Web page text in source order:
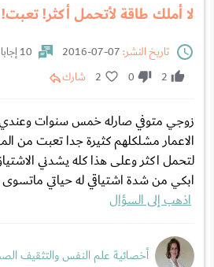
لا أملك طاقة لأتحمل أكثر! تعبت!
تاريخ النشر:
10 إجابات
2
0
2 شارك
زوجي متوفي صارله خمس سنوات
الاعمار مشلكلهم كثيرة جدا تعبت من
لتحمل اكثر وعلى هذا كله يشدني
ابكي من شدة اشتياقي له حياتي
اذهب إلى السؤال
أخصائية علم النفس والتثقيف